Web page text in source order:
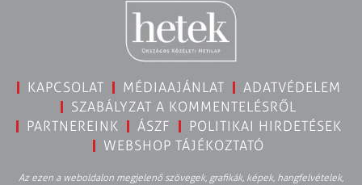
KAPCSOLAT MÉDIAAJÁNLAT
ADATVÉDELEM
SZABÁLYZAT A KOMMENTELÉSRŐL
PARTNEREINK
ÁSZF
POLITIKAI HIRDETÉSEK
WEBSHOP TÁJÉKOZTATÓ
Az ezen a weboldalon megjelenő szövegek, grafikák, képek, hangfelvételek,